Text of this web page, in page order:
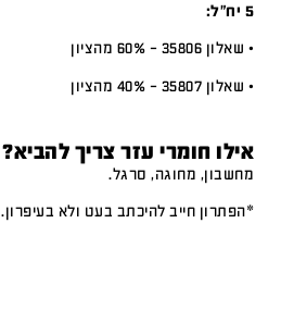
5 יח”ל:
• שאלון 35806 – 60% מהציון
• שאלון 35807 – 40% מהציון
אילו חומרי עזר צריך להביא?
מחשבון, מחוגה, סרגל.
*הפתרון חייב להיכתב בעט ולא בעיפרון.